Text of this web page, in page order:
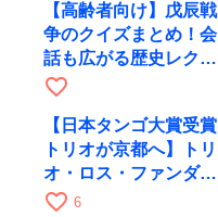
【高齢者向け】戊辰戦
争のクイズまとめ！会
話も広がる歴史レクリ
エーション
favorite_border
【日本タンゴ大賞受賞
トリオが京都へ】トリ
オ・ロス・ファンダン
ゴスが10月9日にRAG
favorite_border 6